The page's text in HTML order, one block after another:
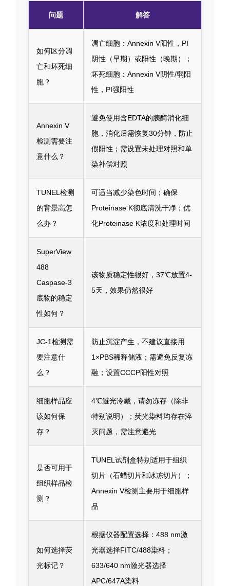
问题 解答
如何区分凋
亡和坏死细
胞？
凋亡细胞：Annexin V阳性，PI
阴性（早期）或阳性（晚期）；
坏死细胞：Annexin V阴性/弱阳
性，PI强阳性
Annexin V
检测需要注
意什么？
避免使用含EDTA的胰酶消化细
胞，消化后需恢复30分钟，防止
假阳性；需设置未处理对照和单
染补偿对照
TUNEL检测
的背景高怎
么办？
可适当减少染色时间；确保
Proteinase K彻底清洗干净；优
化Proteinase K浓度和处理时间
SuperView
488
Caspase-3
底物的稳定
性如何？
该物质稳定性很好，37℃放置4-
5天，效果仍然很好
JC-1检测需
要注意什
么？
防止沉淀产生，不建议直接用
1×PBS稀释储液；需避免反复冻
融；设置CCCP阳性对照
细胞样品应
该如何保
存？
4℃避光冷藏，请勿冻存（除非
特别说明）；荧光染料均存在淬
灭问题，需注意避光
是否可用于
组织样品检
测？
TUNEL试剂盒特别适用于组织
切片（石蜡切片和冰冻切片）；
Annexin V检测主要用于细胞样
品
如何选择荧
光标记？
根据仪器配置选择：488 nm激
光器选择FITC/488染料；
633/640 nm激光器选择
APC/647A染料